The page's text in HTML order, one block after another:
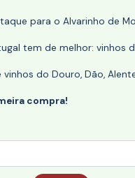
para o Alvarinho de
tem de melhor:
do Douro, Dão,
compra!